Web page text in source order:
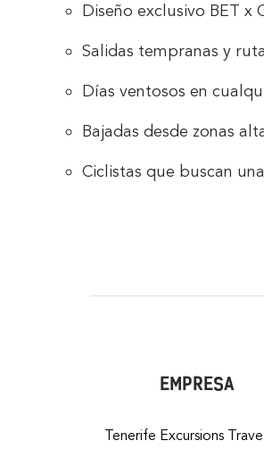
Diseño exclusivo BET x
Salidas tempranas y
Días ventosos en
Bajadas desde zonas
Ciclistas que buscan
EMPRESA
Tenerife Excursions